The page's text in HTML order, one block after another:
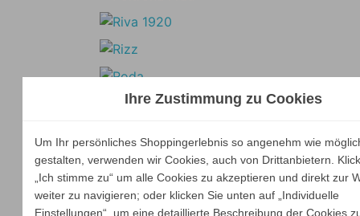
Ihre Zustimmung zu Cookies
Um Ihr persönliches Shoppingerlebnis so angenehm wie
gestalten, verwenden wir Cookies, auch von Drittanbietern.
„Ich stimme zu“ um alle Cookies zu akzeptieren und direkt zur
weiter zu navigieren; oder klicken Sie unten auf „Individuelle
Einstellungen“, um eine detaillierte Beschreibung der Cookies